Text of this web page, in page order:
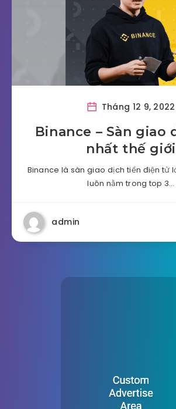
Tháng 12 9, 2022
Binance – Sàn giao
nhất thế giới
Binance là sàn giao dịch tiền điện tử
luôn nằm trong top 3…
admin